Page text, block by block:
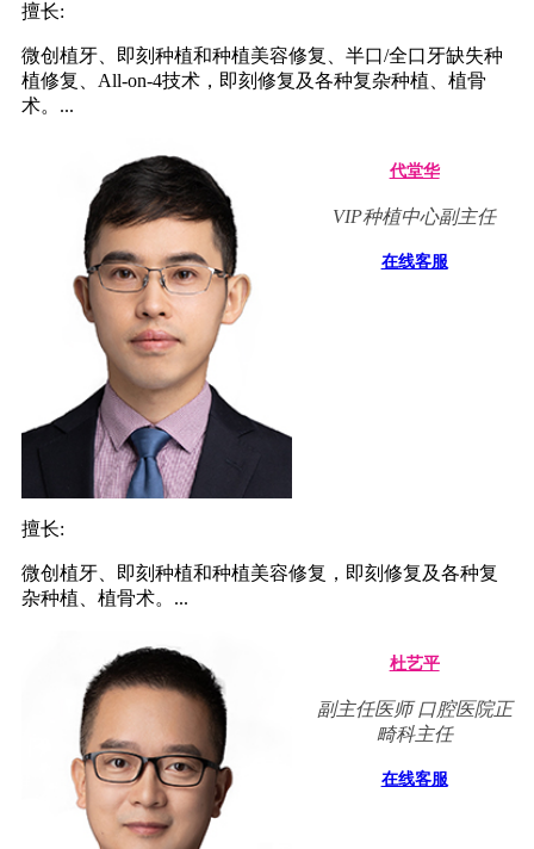
擅长:
微创植牙、即刻种植和种植美容修复、半口/全口牙缺失种
植修复、All-on-4技术，即刻修复及各种复杂种植、植骨
术。...
代堂华
VIP种植中心副主任
在线客服
擅长:
微创植牙、即刻种植和种植美容修复，即刻修复及各种复
杂种植、植骨术。...
杜艺平
副主任医师 口腔医院正
畸科主任
在线客服